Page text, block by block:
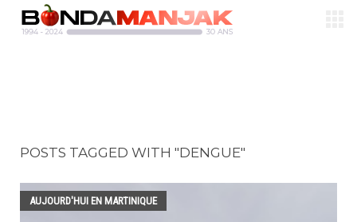
POSTS TAGGED WITH "DENGUE"
AUJOURD'HUI EN MARTINIQUE